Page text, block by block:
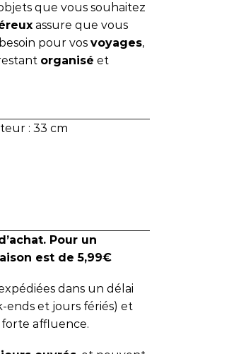
que vous souhaitez
assure que vous
pour vos voyages,
organisé et
: 33 cm
Pour un
est de 5,99€
dans un délai
ends et jours fériés) et
affluence.